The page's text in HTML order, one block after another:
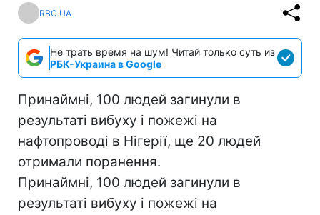
RBC.UA
Не трать время на шум! Читай только суть из
РБК-Украина в Google
Принаймні, 100 людей загинули в
результаті вибуху і пожежі на
нафтопроводі в Нігерії, ще 20 людей
отримали поранення.
Принаймні, 100 людей загинули в
результаті вибуху і пожежі на